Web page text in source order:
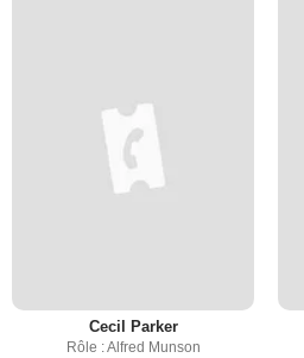
Cecil Parker
Rôle : Alfred Munson